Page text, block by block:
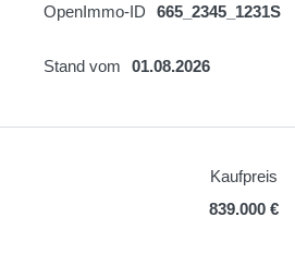
OpenImmo-ID 665_2345_1231S
Stand vom 01.08.2026
Kaufpreis
839.000 €